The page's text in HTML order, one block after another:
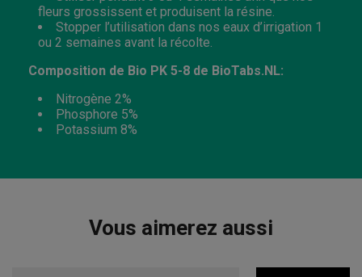
fleurs grossissent et produisent la résine.
Stopper l’utilisation dans nos eaux d’irrigation 1
ou 2 semaines avant la récolte.
Composition de Bio PK 5-8 de BioTabs.NL:
Nitrogène 2%
Phosphore 5%
Potassium 8%
Vous aimerez aussi